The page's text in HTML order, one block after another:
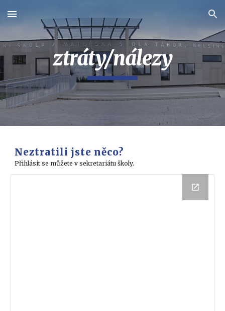
Skip to main content Skip to navigation
ztráty/nálezy
Neztratili jste něco?
Přihlásit se můžete v sekretariátu školy.